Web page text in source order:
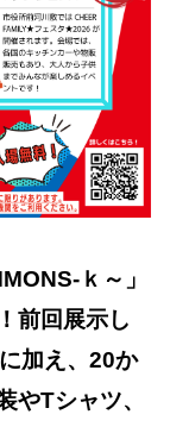
ｋ～」
前回展示し
加え、20か
やTシャツ、